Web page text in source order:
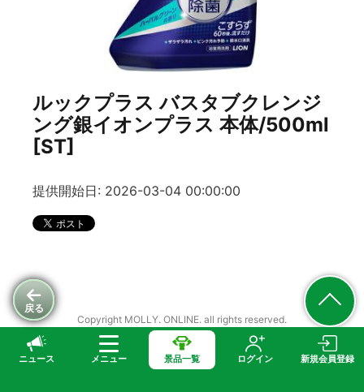
ニュース メニュー 景品一覧 ログイン 新規会員登録
戻る
ルックプラス バスタブクレンジ
ング銀イオンプラス 本体/500ml
[ST]
提供開始日: 2026-03-04 00:00:00
Copyright MOLLY. ONLINE. all rights reserved.